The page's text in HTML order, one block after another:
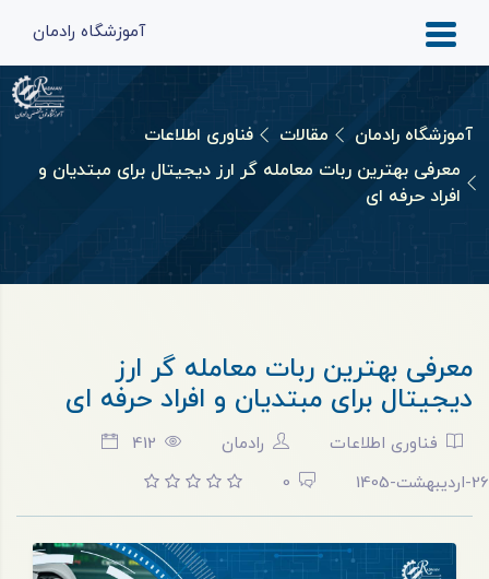
آموزشگاه رادمان
آموزشگاه رادمان مقالات
فناوری اطلاعات
معرفی بهترین ربات معامله گر ارز دیجیتال برای مبتدیان و
افراد حرفه ای
معرفی بهترین ربات معامله گر ارز
دیجیتال برای مبتدیان و افراد حرفه ای
فناوری اطلاعات رادمان
412
26-اردیبهشت-1405
0